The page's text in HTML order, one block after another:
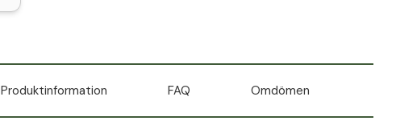
Produktinformation FAQ Omdömen